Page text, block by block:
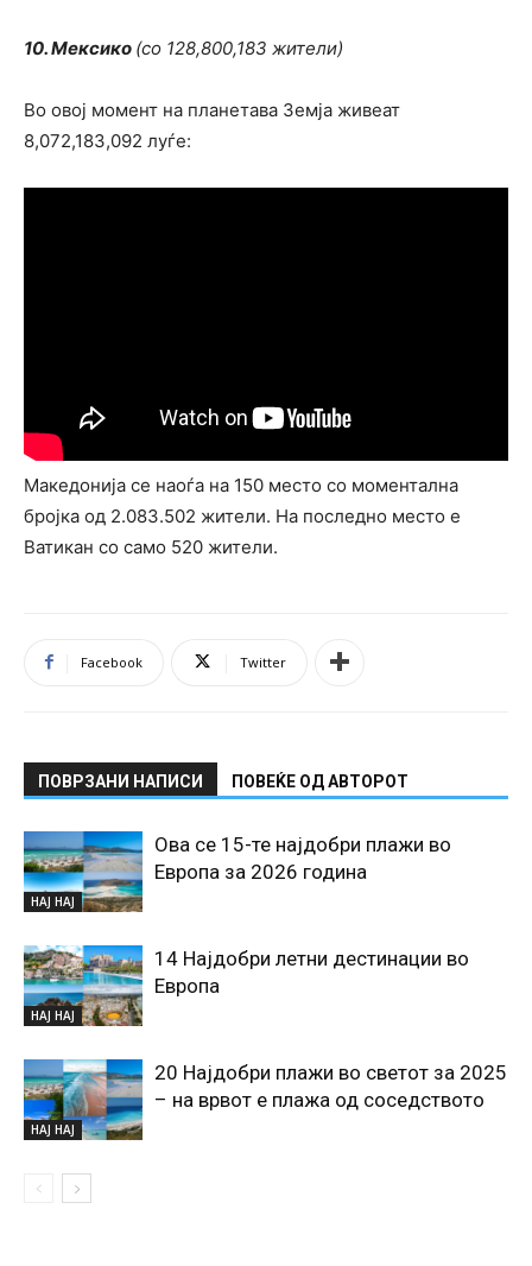
10. Мексико (со 128,800,183 жители)
Во овој момент на планетава Земја живеат
8,072,183,092 луѓе:
Македонија се наоѓа на 150 место со моментална
бројка од 2.083.502 жители. На последно место е
Ватикан со само 520 жители.
Facebook Twitter
ПОВРЗАНИ НАПИСИ ПОВЕЌЕ ОД АВТОРОТ
НАЈ НАЈ
Ова се 15-те најдобри плажи во
Европа за 2026 година
НАЈ НАЈ
14 Најдобри летни дестинации во
Европа
НАЈ НАЈ
20 Најдобри плажи во светот за 2025
– на врвот е плажа од соседството